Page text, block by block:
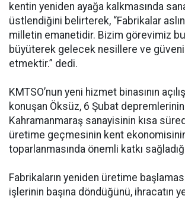
kentin yeniden ayağa kalkmasında
üstlendiğini belirterek, “Fabrikalar
milletin emanetidir. Bizim görevimiz
büyüterek gelecek nesillere ve
etmektir.” dedi.
KMTSO’nun yeni hizmet binasının
konuşan Öksüz, 6 Şubat depremlerinin
Kahramanmaraş sanayisinin kısa
üretime geçmesinin kent
toparlanmasında önemli katkı
Fabrikaların yeniden üretime
işlerinin başına döndüğünü, ihracatın